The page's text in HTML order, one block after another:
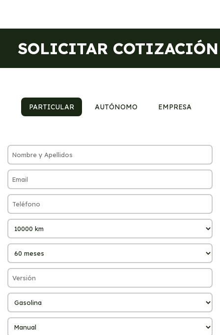
SOLICITAR COTIZACIÓN
PARTICULAR AUTÓNOMO EMPRESA